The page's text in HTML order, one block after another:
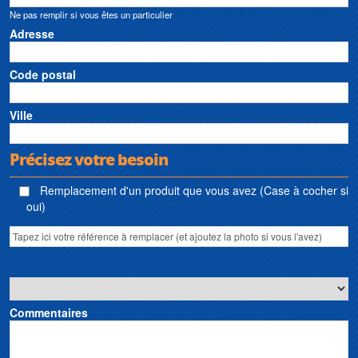
mer PowerPrime • Station de prétraitement et de traitement d’eau PowerPrime
• Sanibroyeur PowerPrime • Broyeur sanitaire PowerPrime • Pumpen
PowerPrime
Ne pas remplir si vous êtes un particulier
Adresse
Code postal
Ville
Précisez votre besoin
Remplacement d'un produit que vous avez (Case à cocher si
oui)
Commentaires